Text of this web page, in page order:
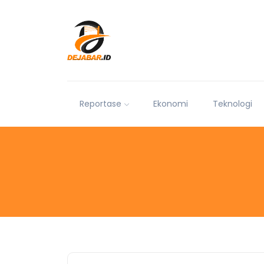
Reportase Ekonomi Teknologi